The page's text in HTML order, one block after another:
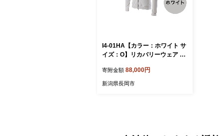
I4-01HA【カラー：ホワイト サ
イズ：O】リカバリーウェア A.
番：AAJ91301）
寄附金額 88,000円
新潟県長岡市